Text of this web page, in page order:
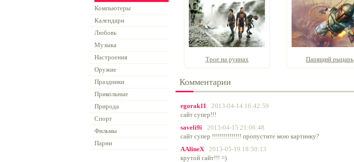
Компьютеры
Календари
Любовь
Музыка
Настроения
Оружие
Праздники
Прикольные
Природа
Спорт
Фильмы
Парни
Трое на руинах Парящий рыцарь
Комментарии
egorak11
2013-04-14 16:42:59
сайт супер!!!
saveli9i
2013-04-15 21:06:48
сайт супер !!!!!!!!!!!!!!! пропустите мою картинку?
AAlineX
2013-05-19 18:50:13
крутой сайт!!! =)